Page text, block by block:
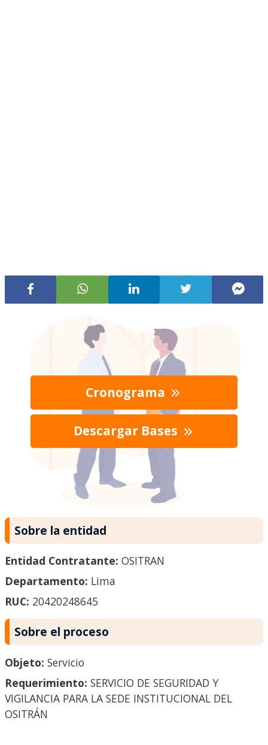
Cronograma
Descargar Bases
Sobre la entidad
Entidad Contratante: OSITRAN
Departamento: Lima
RUC: 20420248645
Sobre el proceso
Objeto: Servicio
Requerimiento: SERVICIO DE SEGURIDAD Y
VIGILANCIA PARA LA SEDE INSTITUCIONAL DEL
OSITRÁN